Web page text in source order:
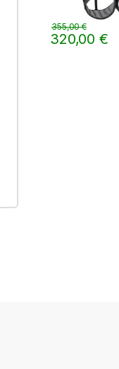
320,00€
355,00€